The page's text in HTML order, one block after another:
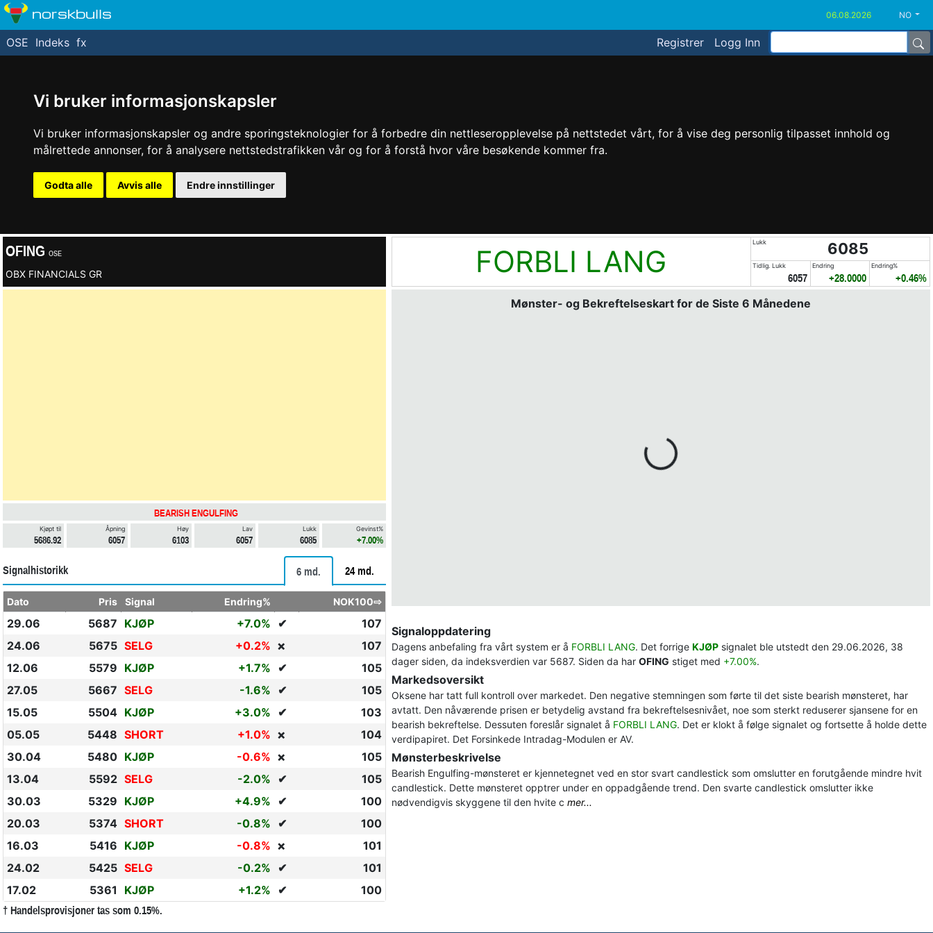
Vi bruker informasjonskapsler
Vi bruker informasjonskapsler og andre sporingsteknologier for å forbedre din nettleseropplevelse på nettstedet vårt, for å vise deg personlig tilpasset innhold og
målrettede annonser, for å analysere nettstedstrafikken vår og for å forstå hvor våre besøkende kommer fra.
Godta alle Avvis alle Endre innstillinger
norskbulls NO
Registrer Logg Inn
OSE Indeks fx
OFING OSE
OBX FINANCIALS GR FORBLI LANG
Lukk 6085
Tidlig. Lukk
6057
Endring
+28.0000
Endring%
+0.46%
BEARISH ENGULFING
Kjøpt til
5686.92
Åpning
6057
Høy
6103
Lav
6057
Lukk
6085
Gevinst%
+7.00%
Signalhistorikk 6 md. 24 md.
Dato Pris Signal Endring% NOK100⇨
29.06 5687 KJØP +7.0% ✔
107
24.06
5675 SELG +0.2% ❌
107
12.06
5579 KJØP +1.7% ✔
105
27.05
5667 SELG -1.6% ✔
105
15.05
5504 KJØP +3.0% ✔
103
05.05
5448 SHORT +1.0% ❌
104
30.04
5480 KJØP -0.6% ❌
105
13.04
5592 SELG -2.0% ✔
105
30.03
5329 KJØP +4.9% ✔
100
20.03
5374 SHORT -0.8% ✔
100
16.03
5416 KJØP -0.8% ❌
101
24.02
5425 SELG -0.2% ✔
101
17.02
5361 KJØP +1.2% ✔ 100
† Handelsprovisjoner tas som 0.15%.
Mønster- og Bekreftelseskart for de Siste 6 Månedene
Signaloppdatering
Dagens anbefaling fra vårt system er å FORBLI LANG. Det forrige KJØP signalet ble utstedt den 29.06.2026, 38
dager siden, da indeksverdien var 5687. Siden da har OFING stiget med +7.00%.
Markedsoversikt
Oksene har tatt full kontroll over markedet. Den negative stemningen som førte til det siste bearish mønsteret, har
avtatt. Den nåværende prisen er betydelig avstand fra bekreftelsesnivået, noe som sterkt reduserer sjansene for en
bearish bekreftelse. Dessuten foreslår signalet å FORBLI LANG. Det er klokt å følge signalet og fortsette å holde dette
verdipapiret. Det Forsinkede Intradag-Modulen er AV.
Mønsterbeskrivelse
Bearish Engulfing-mønsteret er kjennetegnet ved en stor svart candlestick som omslutter en forutgående mindre hvit
candlestick. Dette mønsteret opptrer under en oppadgående trend. Den svarte candlestick omslutter ikke
nødvendigvis skyggene til den hvite c mer...